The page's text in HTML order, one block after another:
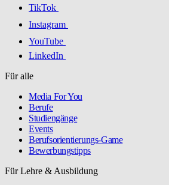
TikTok
Instagram
YouTube
LinkedIn
Für alle
Media For You
Berufe
Studiengänge
Events
Berufsorientierungs-Game
Bewerbungstipps
Für Lehre & Ausbildung